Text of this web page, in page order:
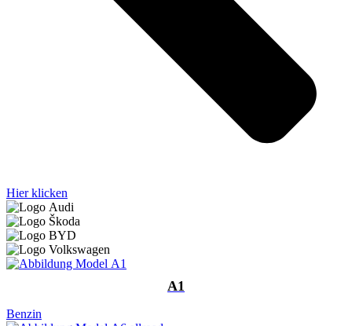
Hier klicken
A1
Benzin